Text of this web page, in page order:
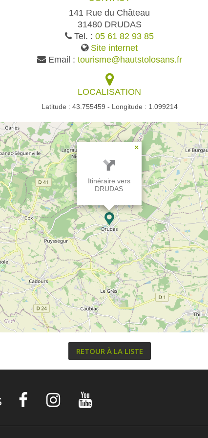
141 Rue du Château
31480 DRUDAS
Tel. : 05 61 82 93 85
Site internet
Email : tourisme@hautstolosans.fr
LOCALISATION
Latitude : 43.755459 - Longitude : 1.099214
×
Itinéraire vers
DRUDAS
RETOUR À LA LISTE